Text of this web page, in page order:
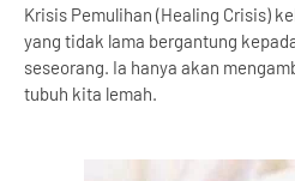
Krisis Pemulihan (Healing Crisis)
yang tidak lama bergantung
seseorang. Ia hanya akan
tubuh kita lemah.